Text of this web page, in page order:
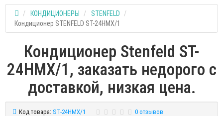
КОНДИЦИОНЕРЫ
STENFELD
Кондиционер STENFELD ST-24HMX/1
Кондиционер Stenfeld ST-
24HMX/1, заказать недорого с
доставкой, низкая цена.
Код товара: ST-24HMX/1 0 отзывов